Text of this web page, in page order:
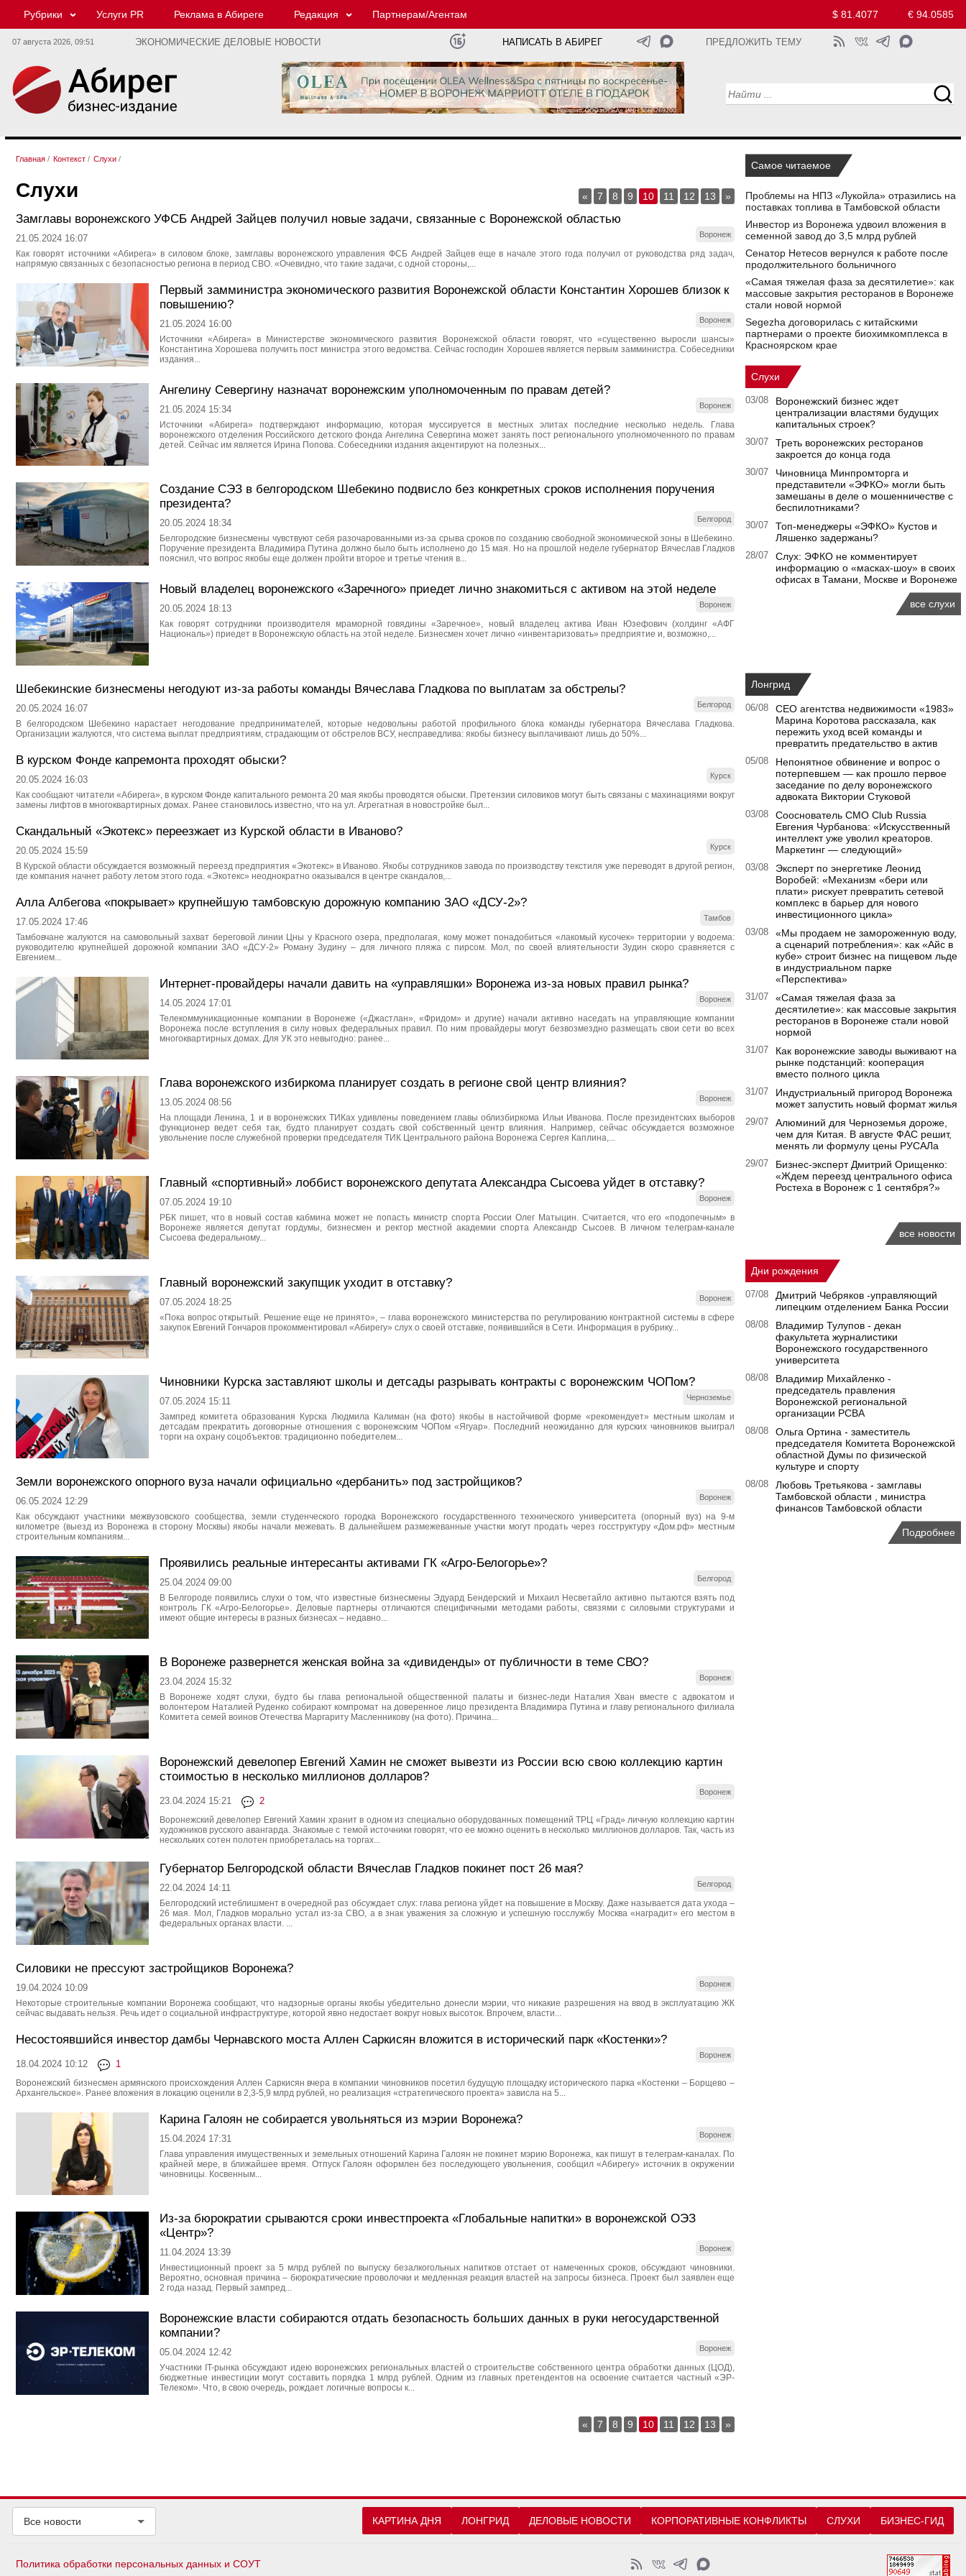
Рубрики Услуги PR Реклама в Абиреге Редакция Партнерам/Агентам $ 81.4077 € 94.0585
07 августа 2026, 09:51 ЭКОНОМИЧЕСКИЕ ДЕЛОВЫЕ НОВОСТИ НАПИСАТЬ В АБИРЕГ ПРЕДЛОЖИТЬ ТЕМУ
Главная / Контекст / Слухи /
Слухи « 7 8 9 10 11 12 13 »
Замглавы воронежского УФСБ Андрей Зайцев получил новые задачи, связанные с Воронежской областью
Воронеж
21.05.2024 16:07
Как говорят источники «Абирега» в силовом блоке, замглавы воронежского управления ФСБ Андрей Зайцев еще в начале этого года получил от руководства ряд задач,
напрямую связанных с безопасностью региона в период СВО. «Очевидно, что такие задачи, с одной стороны,...
Первый замминистра экономического развития Воронежской области Константин Хорошев близок к
повышению?
Воронеж
21.05.2024 16:00
Источники «Абирега» в Министерстве экономического развития Воронежской области говорят, что «существенно выросли шансы»
Константина Хорошева получить пост министра этого ведомства. Сейчас господин Хорошев является первым замминистра. Собеседники
издания...
Ангелину Севергину назначат воронежским уполномоченным по правам детей?
Воронеж
21.05.2024 15:34
Источники «Абирега» подтверждают информацию, которая муссируется в местных элитах последние несколько недель. Глава
воронежского отделения Российского детского фонда Ангелина Севергина может занять пост регионального уполномоченного по правам
детей. Сейчас им является Ирина Попова. Собеседники издания акцентируют на полезных...
Создание СЭЗ в белгородском Шебекино подвисло без конкретных сроков исполнения поручения
президента?
Белгород
20.05.2024 18:34
Белгородские бизнесмены чувствуют себя разочарованными из-за срыва сроков по созданию свободной экономической зоны в Шебекино.
Поручение президента Владимира Путина должно было быть исполнено до 15 мая. Но на прошлой неделе губернатор Вячеслав Гладков
пояснил, что вопрос якобы еще должен пройти второе и третье чтения в...
Новый владелец воронежского «Заречного» приедет лично знакомиться с активом на этой неделе
Воронеж
20.05.2024 18:13
Как говорят сотрудники производителя мраморной говядины «Заречное», новый владелец актива Иван Юзефович (холдинг «АФГ
Националь») приедет в Воронежскую область на этой неделе. Бизнесмен хочет лично «инвентаризовать» предприятие и, возможно,...
Шебекинские бизнесмены негодуют из-за работы команды Вячеслава Гладкова по выплатам за обстрелы?
Белгород
20.05.2024 16:07
В белгородском Шебекино нарастает негодование предпринимателей, которые недовольны работой профильного блока команды губернатора Вячеслава Гладкова.
Организации жалуются, что система выплат предприятиям, страдающим от обстрелов ВСУ, несправедлива: якобы бизнесу выплачивают лишь до 50%...
В курском Фонде капремонта проходят обыски?
Курск
20.05.2024 16:03
Как сообщают читатели «Абирега», в курском Фонде капитального ремонта 20 мая якобы проводятся обыски. Претензии силовиков могут быть связаны с махинациями вокруг
замены лифтов в многоквартирных домах. Ранее становилось известно, что на ул. Агрегатная в новостройке был...
Скандальный «Экотекс» переезжает из Курской области в Иваново?
Курск
20.05.2024 15:59
В Курской области обсуждается возможный переезд предприятия «Экотекс» в Иваново. Якобы сотрудников завода по производству текстиля уже переводят в другой регион,
где компания начнет работу летом этого года. «Экотекс» неоднократно оказывался в центре скандалов,...
Алла Албегова «покрывает» крупнейшую тамбовскую дорожную компанию ЗАО «ДСУ-2»?
Тамбов
17.05.2024 17:46
Тамбовчане жалуются на самовольный захват береговой линии Цны у Красного озера, предполагая, кому может понадобиться «лакомый кусочек» территории у водоема:
руководителю крупнейшей дорожной компании ЗАО «ДСУ-2» Роману Зудину – для личного пляжа с пирсом. Мол, по своей влиятельности Зудин скоро сравняется с
Евгением...
Интернет-провайдеры начали давить на «управляшки» Воронежа из-за новых правил рынка?
Воронеж
14.05.2024 17:01
Телекоммуникационные компании в Воронеже («Джастлан», «Фридом» и другие) начали активно наседать на управляющие компании
Воронежа после вступления в силу новых федеральных правил. По ним провайдеры могут безвозмездно размещать свои сети во всех
многоквартирных домах. Для УК это невыгодно: ранее...
Глава воронежского избиркома планирует создать в регионе свой центр влияния?
Воронеж
13.05.2024 08:56
На площади Ленина, 1 и в воронежских ТИКах удивлены поведением главы облизбиркома Ильи Иванова. После президентских выборов
функционер ведет себя так, будто планирует создать свой собственный центр влияния. Например, сейчас обсуждается возможное
увольнение после служебной проверки председателя ТИК Центрального района Воронежа Сергея Каплина,...
Главный «спортивный» лоббист воронежского депутата Александра Сысоева уйдет в отставку?
Воронеж
07.05.2024 19:10
РБК пишет, что в новый состав кабмина может не попасть министр спорта России Олег Матыцин. Считается, что его «подопечным» в
Воронеже является депутат гордумы, бизнесмен и ректор местной академии спорта Александр Сысоев. В личном телеграм-канале
Сысоева федеральному...
Главный воронежский закупщик уходит в отставку?
Воронеж
07.05.2024 18:25
«Пока вопрос открытый. Решение еще не принято», – глава воронежского министерства по регулированию контрактной системы в сфере
закупок Евгений Гончаров прокомментировал «Абирегу» слух о своей отставке, появившийся в Сети. Информация в рубрику...
Чиновники Курска заставляют школы и детсады разрывать контракты с воронежским ЧОПом?
Черноземье
07.05.2024 15:11
Зампред комитета образования Курска Людмила Калиман (на фото) якобы в настойчивой форме «рекомендует» местным школам и
детсадам прекратить договорные отношения с воронежским ЧОПом «Ягуар». Последний неожиданно для курских чиновников выиграл
торги на охрану соцобъектов: традиционно победителем...
Земли воронежского опорного вуза начали официально «дербанить» под застройщиков?
Воронеж
06.05.2024 12:29
Как обсуждают участники межвузовского сообщества, земли студенческого городка Воронежского государственного технического университета (опорный вуз) на 9-м
километре (выезд из Воронежа в сторону Москвы) якобы начали межевать. В дальнейшем размежеванные участки могут продать через госструктуру «Дом.рф» местным
строительным компаниям...
Проявились реальные интересанты активами ГК «Агро-Белогорье»?
Белгород
25.04.2024 09:00
В Белгороде появились слухи о том, что известные бизнесмены Эдуард Бендерский и Михаил Несветайло активно пытаются взять под
контроль ГК «Агро-Белогорье». Деловые партнеры отличаются специфичными методами работы, связями с силовыми структурами и
имеют общие интересы в разных бизнесах – недавно...
В Воронеже развернется женская война за «дивиденды» от публичности в теме СВО?
Воронеж
23.04.2024 15:32
В Воронеже ходят слухи, будто бы глава региональной общественной палаты и бизнес-леди Наталия Хван вместе с адвокатом и
волонтером Наталией Руденко собирают компромат на доверенное лицо президента Владимира Путина и главу регионального филиала
Комитета семей воинов Отечества Маргариту Масленникову (на фото). Причина...
Воронежский девелопер Евгений Хамин не сможет вывезти из России всю свою коллекцию картин
стоимостью в несколько миллионов долларов?
Воронеж
23.04.2024 15:21
2
Воронежский девелопер Евгений Хамин хранит в одном из специально оборудованных помещений ТРЦ «Град» личную коллекцию картин
художников русского авангарда. Знакомые с темой источники говорят, что ее можно оценить в несколько миллионов долларов. Так, часть из
нескольких сотен полотен приобреталась на торгах...
Губернатор Белгородской области Вячеслав Гладков покинет пост 26 мая?
Белгород
22.04.2024 14:11
Белгородский истеблишмент в очередной раз обсуждает слух: глава региона уйдет на повышение в Москву. Даже называется дата ухода –
26 мая. Мол, Гладков морально устал из-за СВО, а в знак уважения за сложную и успешную госслужбу Москва «наградит» его местом в
федеральных органах власти. ...
Силовики не прессуют застройщиков Воронежа?
Воронеж
19.04.2024 10:09
Некоторые строительные компании Воронежа сообщают, что надзорные органы якобы убедительно донесли мэрии, что никакие разрешения на ввод в эксплуатацию ЖК
сейчас выдавать нельзя. Речь идет о социальной инфраструктуре, которой явно недостает вокруг новых высоток. Впрочем, власти...
Несостоявшийся инвестор дамбы Чернавского моста Аллен Саркисян вложится в исторический парк «Костенки»?
Воронеж
18.04.2024 10:12
1
Воронежский бизнесмен армянского происхождения Аллен Саркисян вчера в компании чиновников посетил будущую площадку исторического парка «Костенки – Борщево –
Архангельское». Ранее вложения в локацию оценили в 2,3-5,9 млрд рублей, но реализация «стратегического проекта» зависла на 5...
Карина Галоян не собирается увольняться из мэрии Воронежа?
Воронеж
15.04.2024 17:31
Глава управления имущественных и земельных отношений Карина Галоян не покинет мэрию Воронежа, как пишут в телеграм-каналах. По
крайней мере, в ближайшее время. Отпуск Галоян оформлен без последующего увольнения, сообщил «Абирегу» источник в окружении
чиновницы. Косвенным...
Из-за бюрократии срываются сроки инвестпроекта «Глобальные напитки» в воронежской ОЭЗ
«Центр»?
Воронеж
11.04.2024 13:39
Инвестиционный проект за 5 млрд рублей по выпуску безалкогольных напитков отстает от намеченных сроков, обсуждают чиновники.
Вероятно, основная причина – бюрократические проволочки и медленная реакция властей на запросы бизнеса. Проект был заявлен еще
2 года назад. Первый зампред...
Воронежские власти собираются отдать безопасность больших данных в руки негосударственной
компании?
Воронеж
05.04.2024 12:42
Участники IT-рынка обсуждают идею воронежских региональных властей о строительстве собственного центра обработки данных (ЦОД),
бюджетные инвестиции могут составить порядка 1 млрд рублей. Одним из главных претендентов на освоение считается частный «ЭР-
Телеком». Что, в свою очередь, рождает логичные вопросы к...
« 7 8 9 10 11 12 13 »
Самое читаемое
Проблемы на НПЗ «Лукойла» отразились на
поставках топлива в Тамбовской области
Инвестор из Воронежа удвоил вложения в
семенной завод до 3,5 млрд рублей
Сенатор Нетесов вернулся к работе после
продолжительного больничного
«Самая тяжелая фаза за десятилетие»: как
массовые закрытия ресторанов в Воронеже
стали новой нормой
Segezha договорилась с китайскими
партнерами о проекте биохимкомплекса в
Красноярском крае
Слухи
03/08
Воронежский бизнес ждет
централизации властями будущих
капитальных строек?
30/07
Треть воронежских ресторанов
закроется до конца года
30/07
Чиновница Минпромторга и
представители «ЭФКО» могли быть
замешаны в деле о мошенничестве с
беспилотниками?
30/07
Топ-менеджеры «ЭФКО» Кустов и
Ляшенко задержаны?
28/07
Слух: ЭФКО не комментирует
информацию о «масках-шоу» в своих
офисах в Тамани, Москве и Воронеже
все слухи
Лонгрид
06/08
CEO агентства недвижимости «1983»
Марина Коротова рассказала, как
пережить уход всей команды и
превратить предательство в актив
05/08
Непонятное обвинение и вопрос о
потерпевшем — как прошло первое
заседание по делу воронежского
адвоката Виктории Стуковой
03/08
Сооснователь CMO Club Russia
Евгения Чурбанова: «Искусственный
интеллект уже уволил креаторов.
Маркетинг — следующий»
03/08
Эксперт по энергетике Леонид
Воробей: «Механизм «бери или
плати» рискует превратить сетевой
комплекс в барьер для нового
инвестиционного цикла»
03/08
«Мы продаем не замороженную воду,
а сценарий потребления»: как «Айс в
кубе» строит бизнес на пищевом льде
в индустриальном парке
«Перспектива»
31/07
«Самая тяжелая фаза за
десятилетие»: как массовые закрытия
ресторанов в Воронеже стали новой
нормой
31/07
Как воронежские заводы выживают на
рынке подстанций: кооперация
вместо полного цикла
31/07
Индустриальный пригород Воронежа
может запустить новый формат жилья
29/07
Алюминий для Черноземья дороже,
чем для Китая. В августе ФАС решит,
менять ли формулу цены РУСАЛа
29/07
Бизнес-эксперт Дмитрий Орищенко:
«Ждем переезд центрального офиса
Ростеха в Воронеж с 1 сентября?»
все новости
Дни рождения
07/08
Дмитрий Чебряков -управляющий
липецким отделением Банка России
08/08
Владимир Тулупов - декан
факультета журналистики
Воронежского государственного
университета
08/08
Владимир Михайленко -
председатель правления
Воронежской региональной
организации РСВА
08/08
Ольга Ортина - заместитель
председателя Комитета Воронежской
областной Думы по физической
культуре и спорту
08/08
Любовь Третьякова - замглавы
Тамбовской области , министра
финансов Тамбовской области
Подробнее
Все новости КАРТИНА ДНЯ ЛОНГРИД ДЕЛОВЫЕ НОВОСТИ КОРПОРАТИВНЫЕ КОНФЛИКТЫ СЛУХИ БИЗНЕС-ГИД
Политика обработки персональных данных и СОУТ